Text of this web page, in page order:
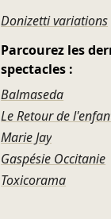
Donizetti variations
Parcourez les
spectacles :
Balmaseda
Le Retour de
Marie Jay
Gaspésie Occitanie
Toxicorama